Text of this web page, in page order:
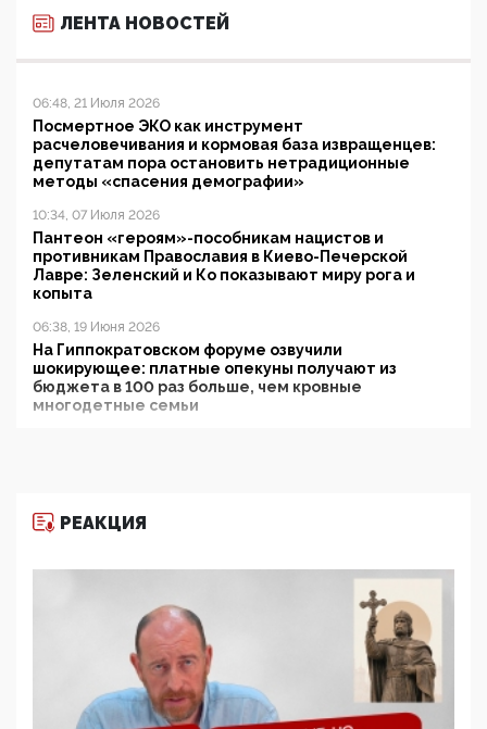
ЛЕНТА НОВОСТЕЙ
06:48, 21 Июля 2026
Посмертное ЭКО как инструмент
расчеловечивания и кормовая база извращенцев:
депутатам пора остановить нетрадиционные
методы «спасения демографии»
10:34, 07 Июля 2026
Пантеон «героям»-пособникам нацистов и
противникам Православия в Киево-Печерской
Лавре: Зеленский и Ко показывают миру рога и
копыта
06:38, 19 Июня 2026
На Гиппократовском форуме озвучили
шокирующее: платные опекуны получают из
бюджета в 100 раз больше, чем кровные
многодетные семьи
11:53, 09 Июня 2026
деятельность ИИТО ЮНЕСКО в России, но
цифроглобалисты продолжают определять
повестку в образовании
09:43, 01 Июня 2026
5G за счет здоровья граждан: Минцифры намерено
отобрать у регионов и муниципалитетов право
защищать жилые дома и социальные объекты от
РЕАКЦИЯ